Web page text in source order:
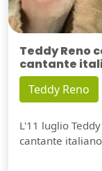
Teddy Reno
cantante
Teddy Reno
L'11 luglio
cantante